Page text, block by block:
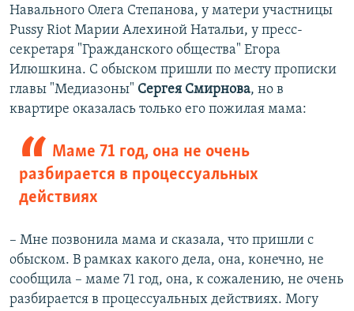
Навального Олега Степанова, у матери участницы
Pussy Riot Марии Алехиной Натальи, у пресс-
секретаря "Гражданского общества" Егора
Илюшкина. С обыском пришли по месту прописки
главы "Медиазоны" Сергея Смирнова, но в
квартире оказалась только его пожилая мама:
Маме 71 год, она не очень
разбирается в процессуальных
действиях
– Мне позвонила мама и сказала, что пришли с
обыском. В рамках какого дела, она, конечно, не
сообщила – маме 71 год, она, к сожалению, не очень
разбирается в процессуальных действиях. Могу